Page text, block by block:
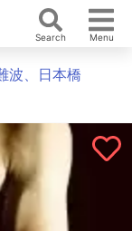
Search Menu
波、日本橋